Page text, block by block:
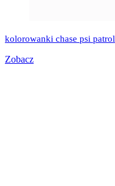
kolorowanki chase psi patrol
Zobacz